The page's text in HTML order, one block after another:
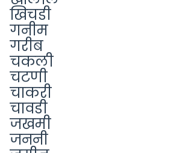
खिचडी
गनीम
गरीब
चकली
चटणी
चाकरी
चावडी
जखमी
जननी